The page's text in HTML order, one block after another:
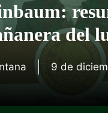
del
9 de